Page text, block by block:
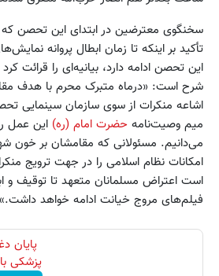
تأکید بر اینکه تا زمان ابطال پروانه
این تحصن ادامه دارد‌، بیانیه‌ای را قرائت
شرح است: «در‌ماه متبرک محرم با هدف
اشاعه منکرات از سوی سازمان سینمایی
میم وصیت‌نامه حضرت امام (ره) این عمل
می‌دانیم. مسئولانی که مقامشان بر خون
امکانات نظام اسلامی را در جهت ترویج
است اعتراض مسلمانان متعهد تا توقیف و
فیلم‌های مروج خیانت ادامه خواهد داشت.»
پایان
پزشکی